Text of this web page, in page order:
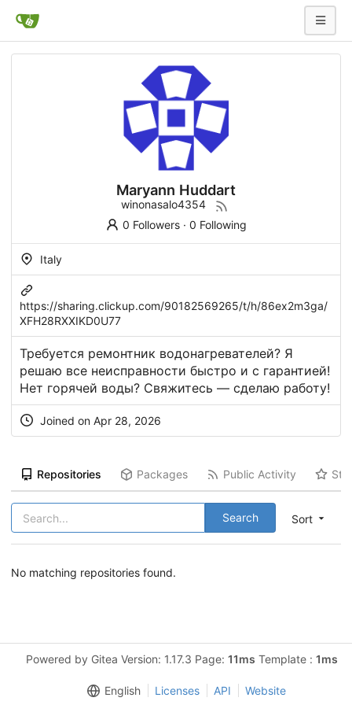
Maryann Huddart
winonasalo4354
0 Followers· 0 Following
Italy
https://sharing.clickup.com/90182569265/t/h/86ex2m3ga/
XFH28RXXIKD0U77
Требуется ремонтник водонагревателей? Я
решаю все неисправности быстро и с гарантией!
Нет горячей воды? Свяжитесь — сделаю работу!
Joined on Apr 28, 2026
Repositories Packages Public Activity
Sort
Search
No matching repositories found.
Powered by Gitea Version: 1.17.3 Page: 11ms Template : 1ms
English Licenses API Website